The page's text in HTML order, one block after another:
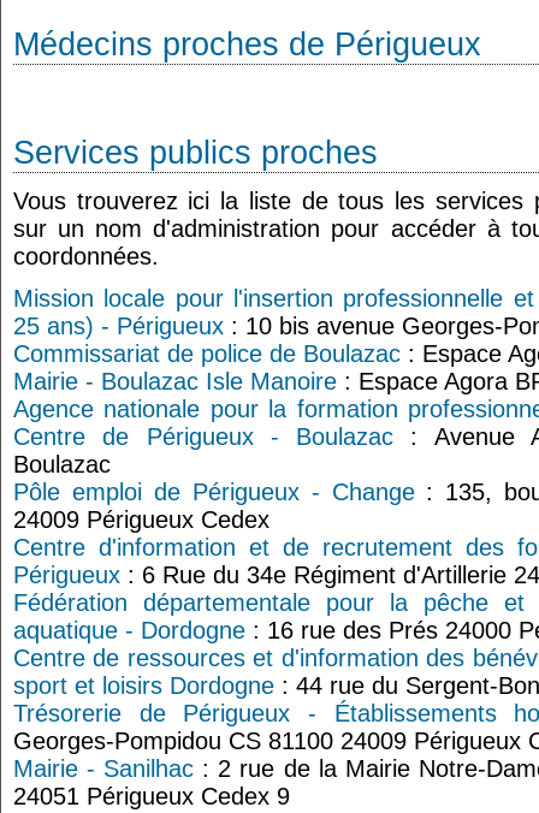
Médecins proches de Périgueux
Services publics proches
Vous trouverez ici la liste de tous les services
sur un nom d'administration pour accéder à
coordonnées.
Mission locale pour l'insertion professionnelle
25 ans) - Périgueux : 10 bis avenue Georges-
Commissariat de police de Boulazac : Espace
Mairie - Boulazac Isle Manoire : Espace Agora
Agence nationale pour la formation
Centre de Périgueux - Boulazac : Avenue
Boulazac
Pôle emploi de Périgueux - Change: 135,
24009 Périgueux Cedex
Centre d'information et de recrutement des
Périgueux : 6 Rue du 34e Régiment d'Artillerie
Fédération départementale pour la pêche
aquatique - Dordogne : 16 rue des Prés 24000
Centre de ressources et d'information des
sport et loisirs Dordogne : 44 rue du Sergent-
Trésorerie de Périgueux - Établissements
Georges-Pompidou CS 81100 24009 Périgueux
Mairie - Sanilhac : 2 rue de la Mairie Notre-
24051 Périgueux Cedex 9